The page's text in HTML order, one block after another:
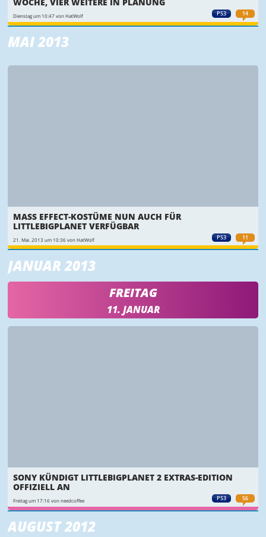
PS3 14
Dienstag um 10:47 von HatWolf
MAI 2013
PS3 11
MASS EFFECT-KOSTÜME NUN AUCH FÜR
LITTLEBIGPLANET VERFÜGBAR
21. Mai. 2013 um 10:36 von HatWolf
JANUAR 2013
FREITAG
11. JANUAR
PS3 56
SONY KÜNDIGT LITTLEBIGPLANET 2 EXTRAS-EDITION
OFFIZIELL AN
Freitag um 17:16 von needcoffee
AUGUST 2012